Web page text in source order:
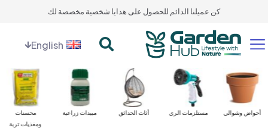
كن عميلنا الدائم للحصول على هدايا شخصية مخصصة لك
English
محسنات
ومغذيات تربة
مبيدات زراعية أثاث الحدائق مستلزمات الري أحواض وشوالي